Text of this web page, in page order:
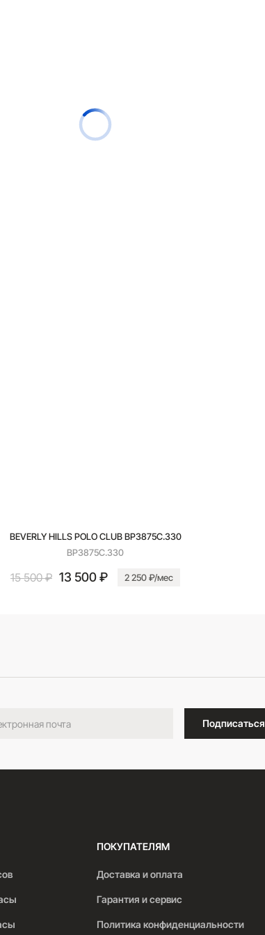
BEVERLY HILLS POLO CLUB BP3875C.330
BP3875C.330
15 500 ₽ 13 500 ₽ 2 250 ₽/мес
Подписаться
ПОКУПАТЕЛЯМ
Доставка и оплата
Гарантия и сервис
Политика конфиденциальности